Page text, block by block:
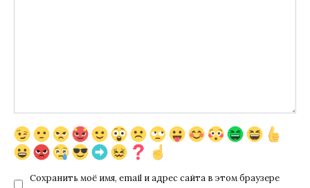
Сохранить моё имя, email и адрес сайта в этом браузере